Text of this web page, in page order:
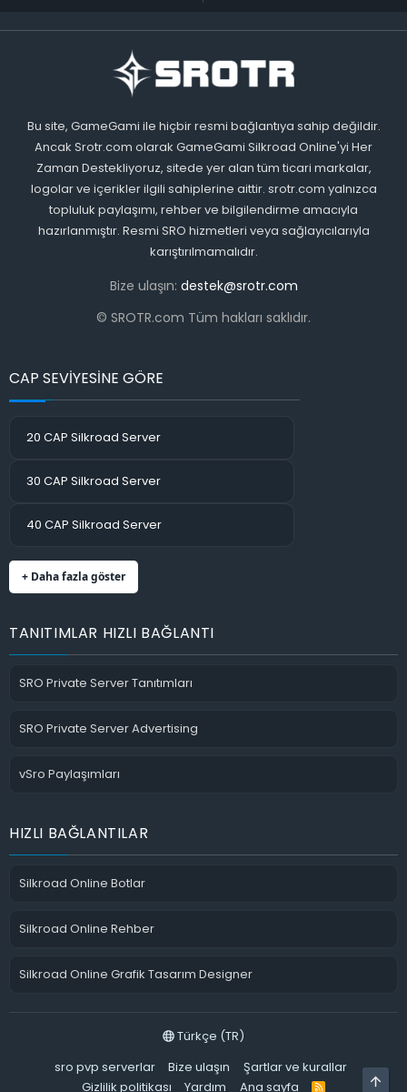
Bu site, GameGami ile hiçbir resmi bağlantıya sahip değildir.
Ancak Srotr.com olarak GameGami Silkroad Online'yi Her
Zaman Destekliyoruz, sitede yer alan tüm ticari markalar,
logolar ve içerikler ilgili sahiplerine aittir. srotr.com yalnızca
topluluk paylaşımı, rehber ve bilgilendirme amacıyla
hazırlanmıştır. Resmi SRO hizmetleri veya sağlayıcılarıyla
karıştırılmamalıdır.
Bize ulaşın: destek@srotr.com
© SROTR.com Tüm hakları saklıdır.
CAP SEVİYESİNE GÖRE
20 CAP Silkroad Server
30 CAP Silkroad Server
40 CAP Silkroad Server
+ Daha fazla göster
TANITIMLAR HIZLI BAĞLANTI
SRO Private Server Tanıtımları
SRO Private Server Advertising
vSro Paylaşımları
HIZLI BAĞLANTILAR
Silkroad Online Botlar
Silkroad Online Rehber
Silkroad Online Grafik Tasarım Designer
Türkçe (TR)
sro pvp serverlar
Bize ulaşın
Şartlar ve kurallar
Gizlilik politikası
Yardım Ana sayfa R